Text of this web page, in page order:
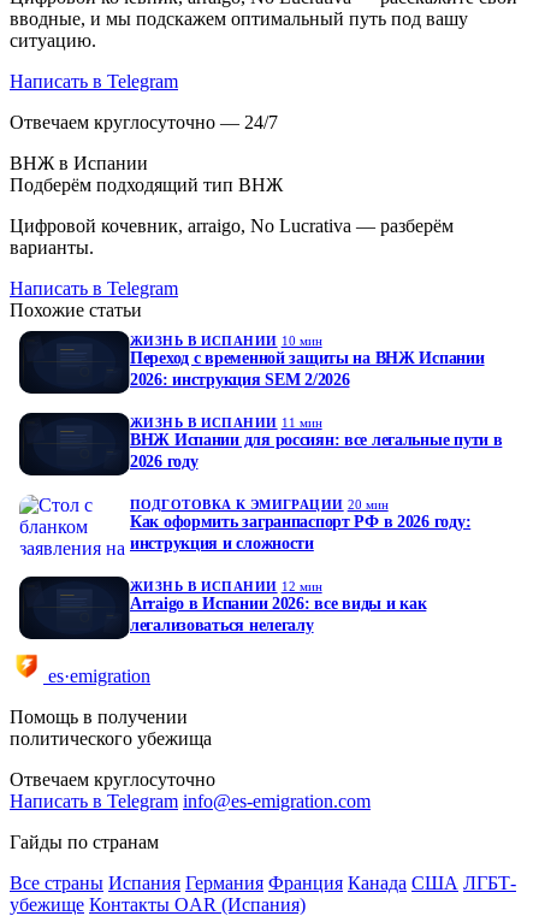
вводные, и мы подскажем оптимальный путь под вашу
ситуацию.
Написать в Telegram
Отвечаем круглосуточно — 24/7
ВНЖ в Испании
Подберём подходящий тип ВНЖ
Цифровой кочевник, arraigo, No Lucrativa — разберём
варианты.
Написать в Telegram
Похожие статьи
ЖИЗНЬ В ИСПАНИИ 10 мин
Переход с временной защиты на ВНЖ Испании
2026: инструкция SEM 2/2026
ЖИЗНЬ В ИСПАНИИ 11 мин
ВНЖ Испании для россиян: все легальные пути в
2026 году
ПОДГОТОВКА К ЭМИГРАЦИИ 20 мин
Как оформить загранпаспорт РФ в 2026 году:
инструкция и сложности
ЖИЗНЬ В ИСПАНИИ 12 мин
Arraigo в Испании 2026: все виды и как
легализоваться нелегалу
es·emigration
Помощь в получении
политического убежища
Отвечаем круглосуточно
Написать в Telegram info@es-emigration.com
Гайды по странам
Все страны Испания Германия Франция Канада США ЛГБТ-
убежище Контакты OAR (Испания)